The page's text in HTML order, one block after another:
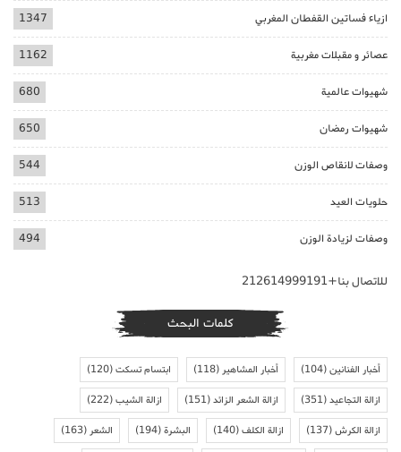
ازياء فساتين القفطان المغربي 1347
عصائر و مقبلات مغربية 1162
شهيوات عالمية 680
شهيوات رمضان 650
وصفات لانقاص الوزن 544
حلويات العيد 513
وصفات لزيادة الوزن 494
للاتصال بنا+212614999191
كلمات البحث
أخبار الفنانين(104) أخبار المشاهير(118) ابتسام تسكت(120)
ازالة التجاعيد(351) ازالة الشعر الزائد(151) ازالة الشيب(222)
ازالة الكرش(137) ازالة الكلف(140) البشرة(194) الشعر(163)